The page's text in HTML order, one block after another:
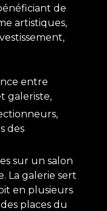
de
artistiques,
entre
galeriste,
des
sur un salon
La galerie sert
en plusieurs
places du